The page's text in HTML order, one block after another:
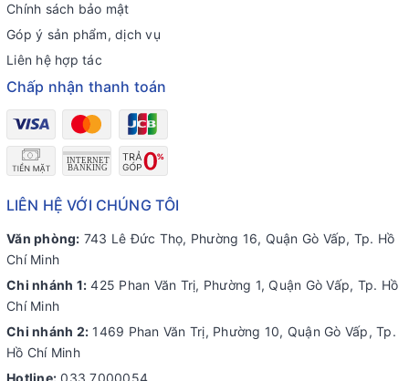
Chính sách bảo mật
Góp ý sản phẩm, dịch vụ
Liên hệ hợp tác
Chấp nhận thanh toán
LIÊN HỆ VỚI CHÚNG TÔI
Văn phòng: 743 Lê Đức Thọ, Phường 16, Quận Gò Vấp, Tp. Hồ
Chí Minh
Chi nhánh 1: 425 Phan Văn Trị, Phường 1, Quận Gò Vấp, Tp. Hồ
Chí Minh
Chi nhánh 2: 1469 Phan Văn Trị, Phường 10, Quận Gò Vấp, Tp.
Hồ Chí Minh